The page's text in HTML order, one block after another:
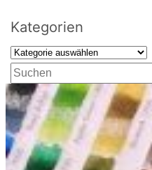
Kategorien
S
u
c
h
e